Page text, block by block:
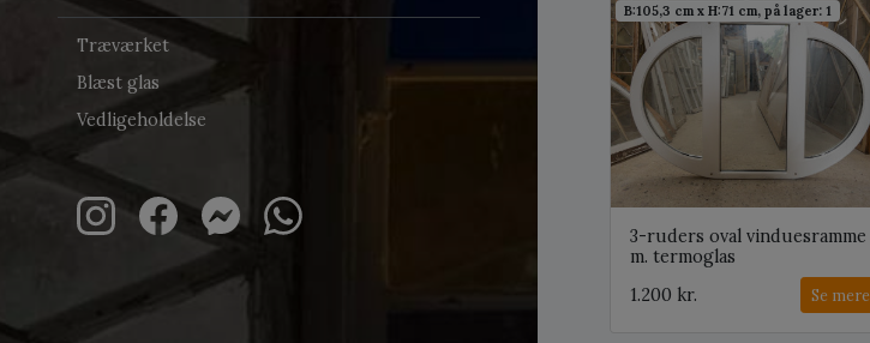
Træværket
Blæst glas
Vedligeholdelse
B:105,3 cm x H:71 cm, på lager: 1
3-ruders oval vinduesramme
m. termoglas
1.200 kr.
Se mere